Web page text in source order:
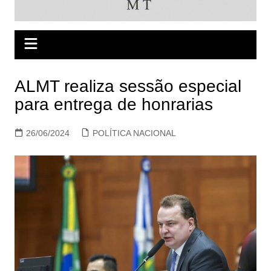
ALMT realiza sessão especial
para entrega de honrarias
26/06/2024 POLÍTICA NACIONAL